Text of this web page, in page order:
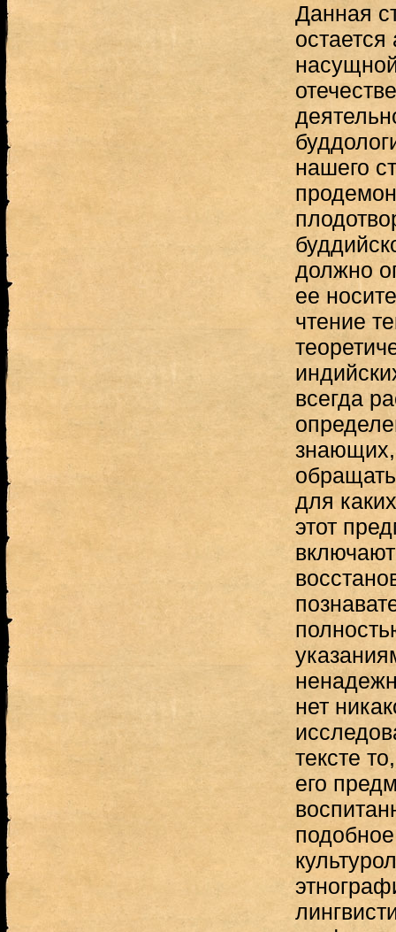
Данная
остается
нашего
должно
ее
чтение
всегда
знающих,
для
этот
нет
тексте
его